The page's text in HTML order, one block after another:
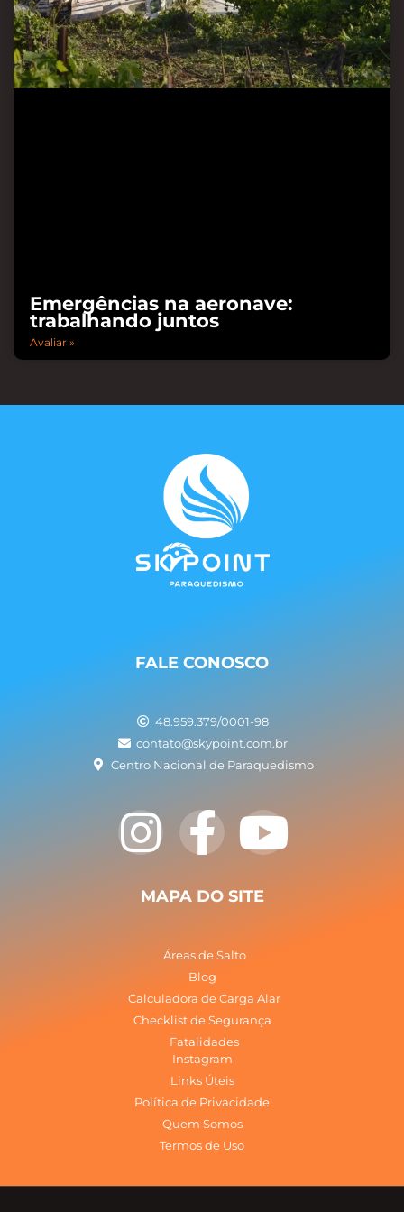
Emergências na aeronave:
trabalhando juntos
Avaliar »
FALE CONOSCO
48.959.379/0001-98
contato@skypoint.com.br
Centro Nacional de Paraquedismo
I
n
s
a
g
r
a
m
F
a
c
e
b
o
o
k
-
Y
o
u
u
b
MAPA DO SITE
Áreas de Salto
Blog
Calculadora de Carga Alar
Checklist de Segurança
Fatalidades
Instagram
Links Úteis
Política de Privacidade
Quem Somos
Termos de Uso